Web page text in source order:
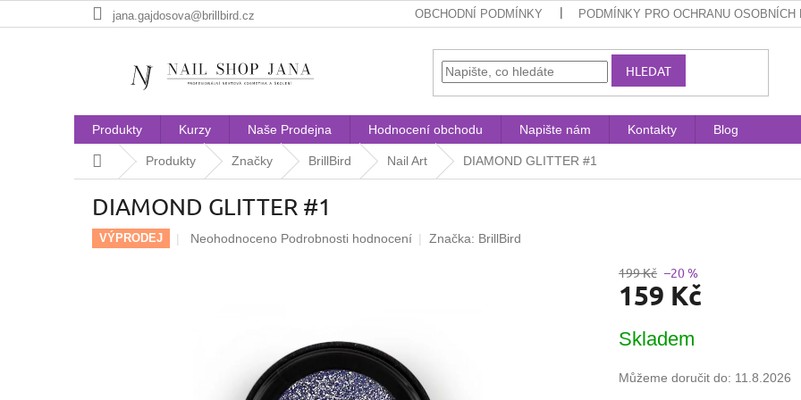
na
jana.gajdosova@brillbird.cz OBCHODNÍ PODMÍNKY PODMÍNKY PRO OCHRANU OSOBNÍCH
HLEDAT
Produkty Kurzy Naše Prodejna Hodnocení obchodu Napište nám Kontakty Blog
Domů Produkty Značky BrillBird Nail Art DIAMOND GLITTER #1
DIAMOND GLITTER #1
VÝPRODEJ
Průměrné
Neohodnoceno Podrobnosti hodnocení Značka: BrillBird
199 Kč –20 %
159 Kč
cena:
Skladem
Můžeme doručit do: 11.8.2026